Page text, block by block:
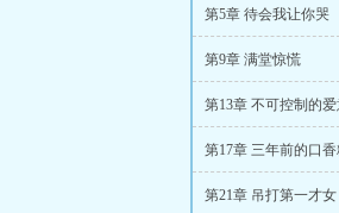
第5章 待会我让你哭
第9章 满堂惊慌
第13章 不可控制的
第17章 三年前的口
第21章 吊打第一才女